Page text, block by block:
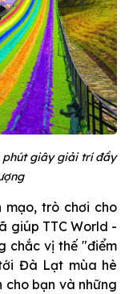
phút giây giải trí đầy
mạo, trò chơi cho
giúp TTC World -
chắc vị thế "điểm
Đà Lạt mùa hè
cho bạn và những